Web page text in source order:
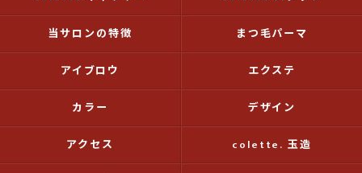
当サロンの特徴 まつ毛パーマ
アイブロウ エクステ
カラー デザイン
アクセス colette. 玉造